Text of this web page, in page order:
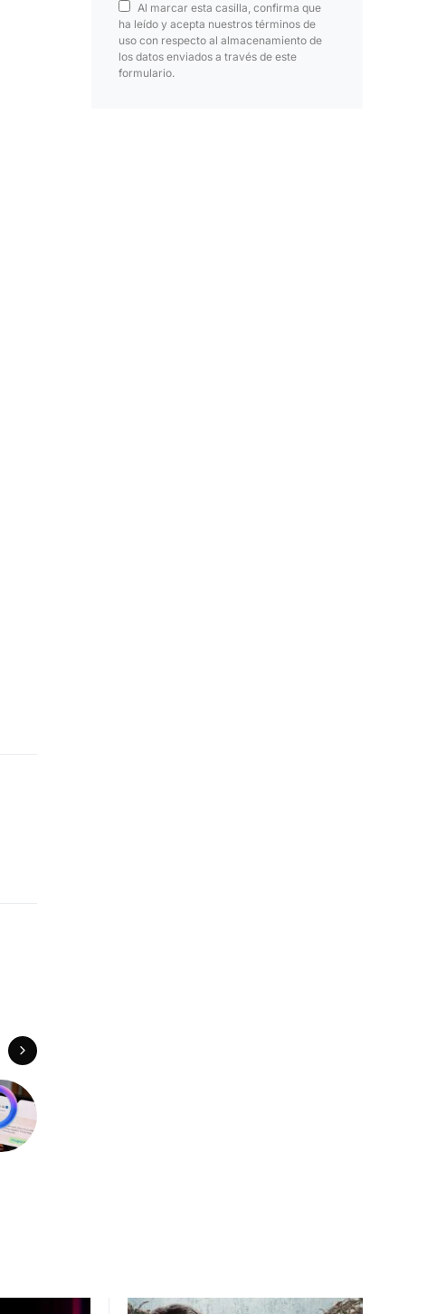
Al marcar esta casilla, confirma que
ha leído y acepta nuestros términos de
uso con respecto al almacenamiento de
los datos enviados a través de este
formulario.